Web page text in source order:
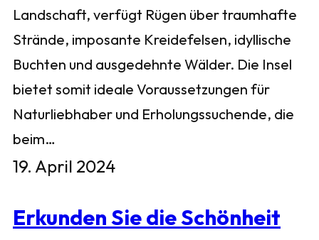
Landschaft, verfügt Rügen über traumhafte
Strände, imposante Kreidefelsen, idyllische
Buchten und ausgedehnte Wälder. Die Insel
bietet somit ideale Voraussetzungen für
Naturliebhaber und Erholungssuchende, die
beim…
19. April 2024
Erkunden Sie die Schönheit